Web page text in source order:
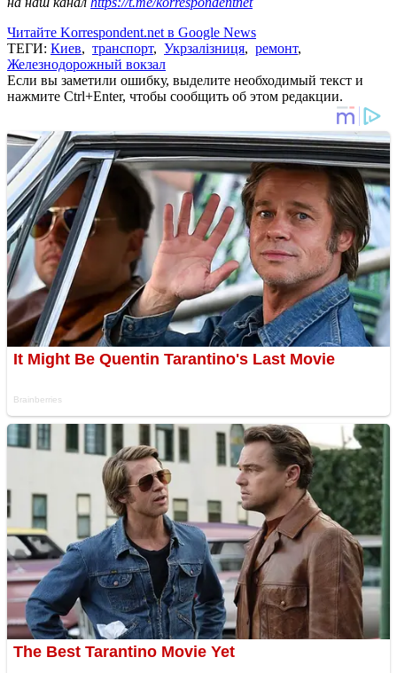
Читайте Korrespondent.net в Google News
ТЕГИ: Киев, транспорт, Укрзалізниця, ремонт,
Железнодорожный вокзал
Если вы заметили ошибку, выделите необходимый текст и
нажмите Ctrl+Enter, чтобы сообщить об этом редакции.